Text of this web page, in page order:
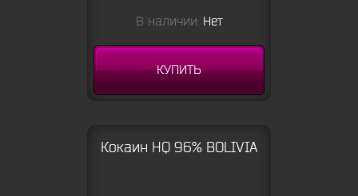
В наличии: Нет
КУПИТЬ
Кокаин HQ 96% BOLIVIA